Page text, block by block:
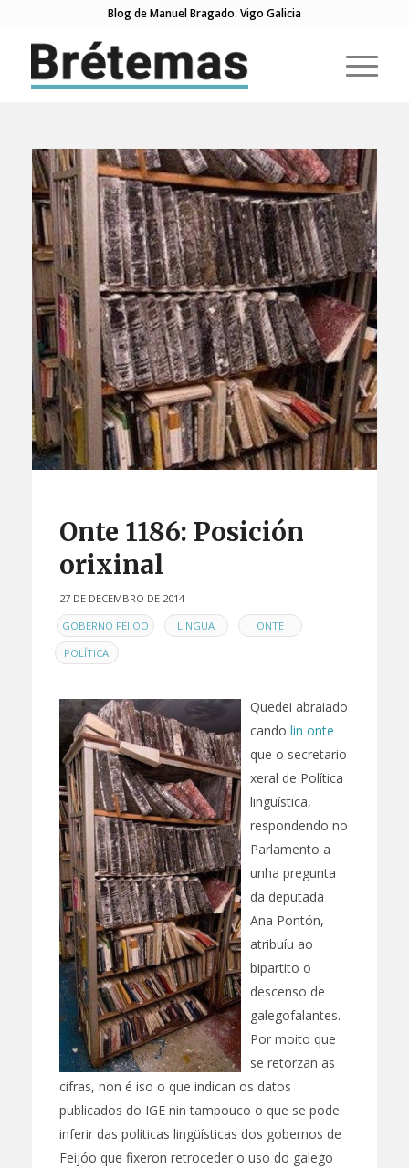
Blog de Manuel Bragado. Vigo Galicia
Onte 1186: Posición
orixinal
27 DE DECEMBRO DE 2014
ENGOBERNO FEIJOO , LINGUA , ONTE ,
POLÍTICA
Quedei abraiado
cando lin onte
que o secretario
xeral de Política
lingüística,
respondendo no
Parlamento a
unha pregunta
da deputada
Ana Pontón,
atribuíu ao
bipartito o
descenso de
galegofalantes.
Por moito que
se retorzan as
cifras, non é iso o que indican os datos
publicados do IGE nin tampouco o que se pode
inferir das políticas lingüísticas dos gobernos de
Feijóo que fixeron retroceder o uso do galego